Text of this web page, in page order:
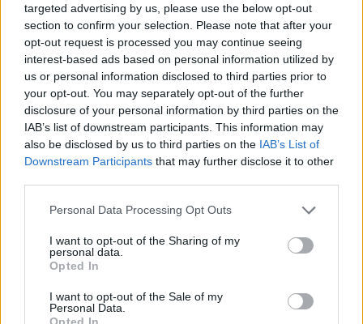
targeted advertising by us, please use the below opt-out
section to confirm your selection. Please note that after your
opt-out request is processed you may continue seeing
interest-based ads based on personal information utilized by
us or personal information disclosed to third parties prior to
your opt-out. You may separately opt-out of the further
disclosure of your personal information by third parties on the
IAB’s list of downstream participants. This information may
also be disclosed by us to third parties on the IAB’s List of
Downstream Participants that may further disclose it to other
Please note that this website/app uses one or more Google
not limited to your visit or usage behaviour. You may click to
grant or deny consent to Google and its third-party tags to
use your data for below specified purposes in below Google
consent section.
Personal Data Processing Opt Outs
I want to opt-out of the Sharing of my
personal data.
Opted In
I want to opt-out of the Sale of my
Personal Data.
Opted In
Parc Fermé
3 órája
MotoGP: Bezzecchi közel egy másodpercet javított a
körrekordon